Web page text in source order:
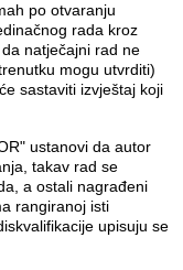
po otvaranju
rada kroz
natječajni rad ne
mogu utvrditi)
sastaviti izvještaj koji
ustanovi da autor
takav rad se
a ostali nagrađeni
rangiranoj isti
upisuju se